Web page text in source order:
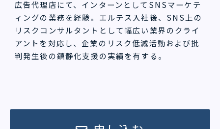
広告代理店にて、インターンとしてSNSマーケテ
ィングの業務を経験。エルテス入社後、SNS上の
リスクコンサルタントとして幅広い業界のクライ
アントを対応し、企業のリスク低減活動および批
判発生後の鎮静化支援の実績を有する。